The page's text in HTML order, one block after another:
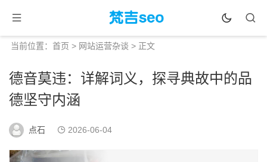
当前位置： 首页 > 网站运营杂谈 > 正文
德音莫违：详解词义，探寻典故中的品
德坚守内涵
点石 2026-06-04